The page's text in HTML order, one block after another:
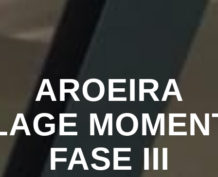
AROEIRA
FASE III